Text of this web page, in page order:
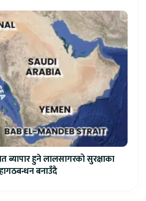
ब्यापार हुने लालसागरको सुरक्षाका
बनाउँदै